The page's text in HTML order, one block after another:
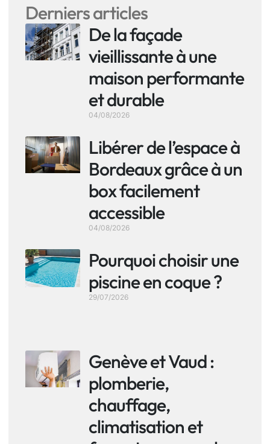
Derniers articles
De la façade
vieillissante à une
maison performante
et durable
04/08/2026
Libérer de l’espace à
Bordeaux grâce à un
box facilement
accessible
04/08/2026
Pourquoi choisir une
piscine en coque ?
29/07/2026
Genève et Vaud :
plomberie,
chauffage,
climatisation et